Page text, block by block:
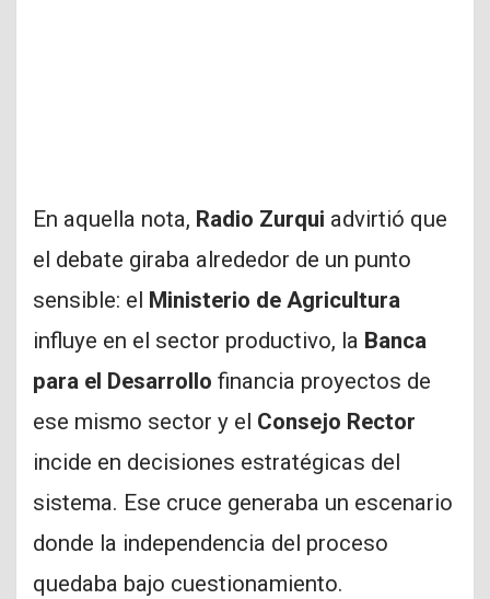
En aquella nota, Radio Zurqui advirtió que
el debate giraba alrededor de un punto
sensible: el Ministerio de Agricultura
influye en el sector productivo, la Banca
para el Desarrollo financia proyectos de
ese mismo sector y el Consejo Rector
incide en decisiones estratégicas del
sistema. Ese cruce generaba un escenario
donde la independencia del proceso
quedaba bajo cuestionamiento.